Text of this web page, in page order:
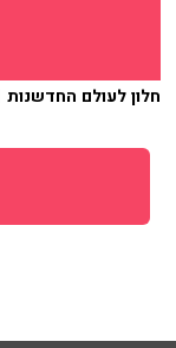
חלון לעולם החדשנות